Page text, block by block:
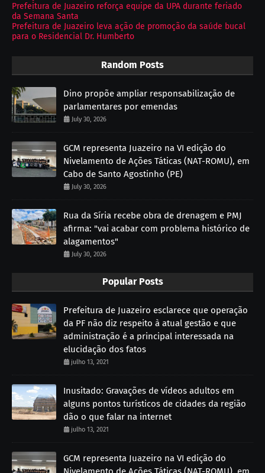
Prefeitura de Juazeiro reforça equipe da UPA durante feriado
da Semana Santa
Prefeitura de Juazeiro leva ação de promoção da saúde bucal
para o Residencial Dr. Humberto
Random Posts
Dino propõe ampliar responsabilização de
parlamentares por emendas
July 30, 2026
GCM representa Juazeiro na VI edição do
Nivelamento de Ações Táticas (NAT-ROMU), em
Cabo de Santo Agostinho (PE)
July 30, 2026
Rua da Síria recebe obra de drenagem e PMJ
afirma: "vai acabar com problema histórico de
alagamentos"
July 30, 2026
Popular Posts
Prefeitura de Juazeiro esclarece que operação
da PF não diz respeito à atual gestão e que
administração é a principal interessada na
elucidação dos fatos
julho 13, 2021
Inusitado: Gravações de vídeos adultos em
alguns pontos turísticos de cidades da região
dão o que falar na internet
julho 13, 2021
GCM representa Juazeiro na VI edição do